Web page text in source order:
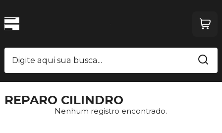
REPARO CILINDRO
Nenhum registro encontrado.